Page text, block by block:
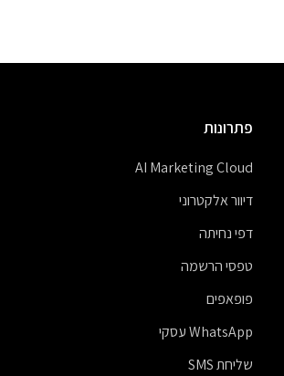
פתרונות
AI Marketing Cloud
דיוור אלקטרוני
דפי נחיתה
טפסי הרשמה
פופאפים
WhatsApp עסקי
שליחת SMS